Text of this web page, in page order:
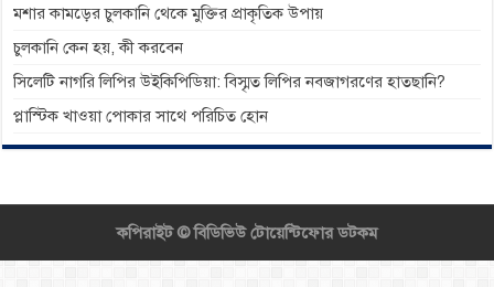
মশার কামড়ের চুলকানি থেকে মুক্তির প্রাকৃতিক উপায়
চুলকানি কেন হয়, কী করবেন
সিলেটি নাগরি লিপির উইকিপিডিয়া: বিস্মৃত লিপির নবজাগরণের হাতছানি?
প্লাস্টিক খাওয়া পোকার সাথে পরিচিত হোন
কপিরাইট ©বিডিভিউ টোয়েন্টিফোর ডটকম